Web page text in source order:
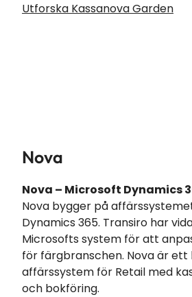
Utforska Kassanova Garden
Nova
Nova – Microsoft Dynamics
Nova bygger på
Dynamics 365. Transiro har
Microsofts system för att
för färgbranschen. Nova är
affärssystem för Retail med
och bokföring.